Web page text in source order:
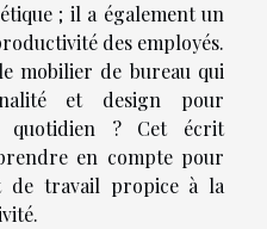
; il a également un
des employés.
mobilier de bureau qui
et design pour
quotidien ? Cet écrit
en compte pour
de travail propice à la